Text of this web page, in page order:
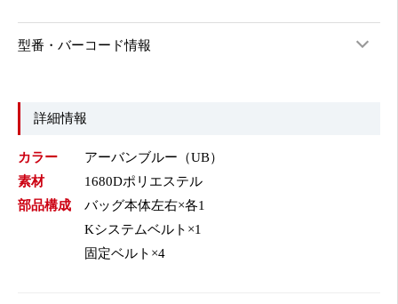
型番・バーコード情報
詳細情報
カラー
アーバンブルー（UB）
素材
1680Dポリエステル
部品構成
バッグ本体左右×各1
Kシステムベルト×1
固定ベルト×4